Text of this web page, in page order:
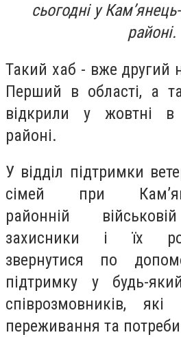
сьогодні у
районі.
Такий хаб - вже другий
Перший в області, а
відкрили у жовтні в
районі.
У відділ підтримки
сімей при
районній
захисники і їх
звернутися по
підтримку у будь-
співрозмовників, які
переживання та